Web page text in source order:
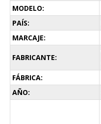
MODELO:
PAÍS:
MARCAJE:
FABRICANTE:
FÁBRICA:
AÑO: